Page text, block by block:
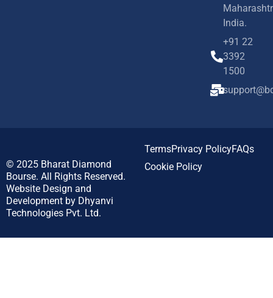
India.
+91 22
3392
1500
© 2025 Bharat Diamond
Bourse. All Rights Reserved.
Website Design and
Development by Dhyanvi
Technologies Pvt. Ltd.
TermsPrivacy PolicyFAQs
Cookie Policy